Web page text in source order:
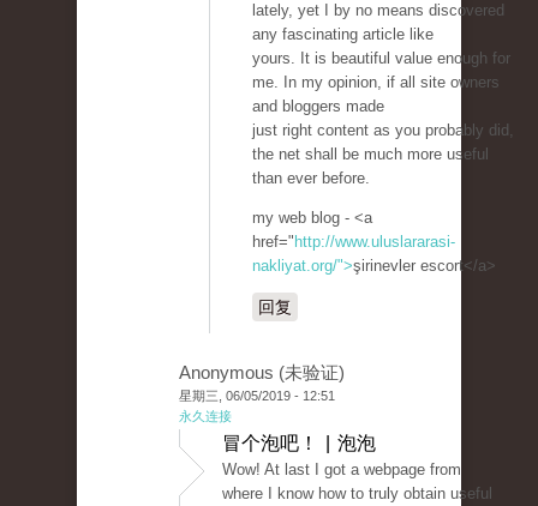
lately, yet I by no means discovered
any fascinating article like
yours. It is beautiful value enough for
me. In my opinion, if all site owners
and bloggers made
just right content as you probably did,
the net shall be much more useful
than ever before.
my web blog - <a
href=" http://www.uluslararasi-
nakliyat.org/">şirinevler escort</a>
回复
Anonymous (未验证)
星期三, 06/05/2019 - 12:51
永久连接
冒个泡吧！ | 泡泡
Wow! At last I got a webpage from
where I know how to truly obtain useful